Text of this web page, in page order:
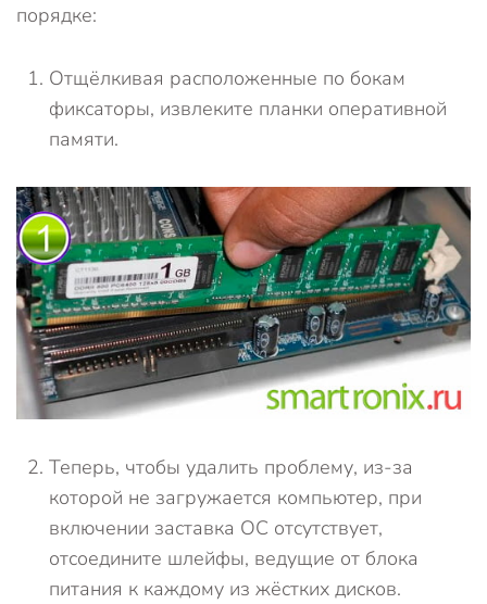
порядке:
Отщёлкивая расположенные по бокам
фиксаторы, извлеките планки оперативной
памяти.
Теперь, чтобы удалить проблему, из-за
которой не загружается компьютер, при
включении заставка ОС отсутствует,
отсоедините шлейфы, ведущие от блока
питания к каждому из жёстких дисков.